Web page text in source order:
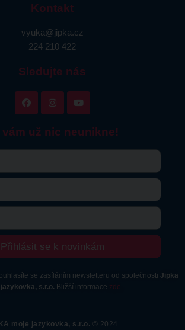
Kontakt
vyuka@jipka.cz
224 210 422
Sledujte nás
už nic neunikne!
Přihlásit se k novinkám
se zasíláním newsletteru od společnosti Jipka
s.r.o. Bližší informace zde.
moje jazykovka, s.r.o. © 2024